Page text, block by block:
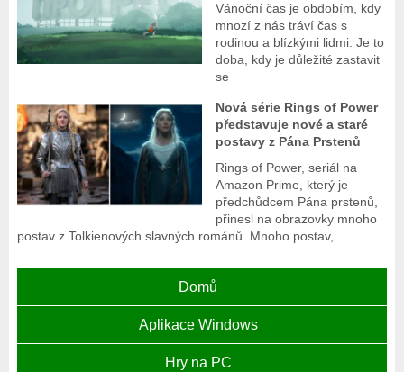
Vánoční čas je obdobím, kdy
mnozí z nás tráví čas s
rodinou a blízkými lidmi. Je to
doba, kdy je důležité zastavit
se
Nová série Rings of Power
představuje nové a staré
postavy z Pána Prstenů
Rings of Power, seriál na
Amazon Prime, který je
předchůdcem Pána prstenů,
přinesl na obrazovky mnoho
postav z Tolkienových slavných románů. Mnoho postav,
Domů
Aplikace Windows
Hry na PC